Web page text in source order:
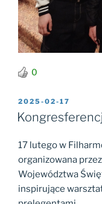
0
OPUBLIKOWANE
W
2025-02-17
17 lutego w
organizowana
Województwa
inspirujące